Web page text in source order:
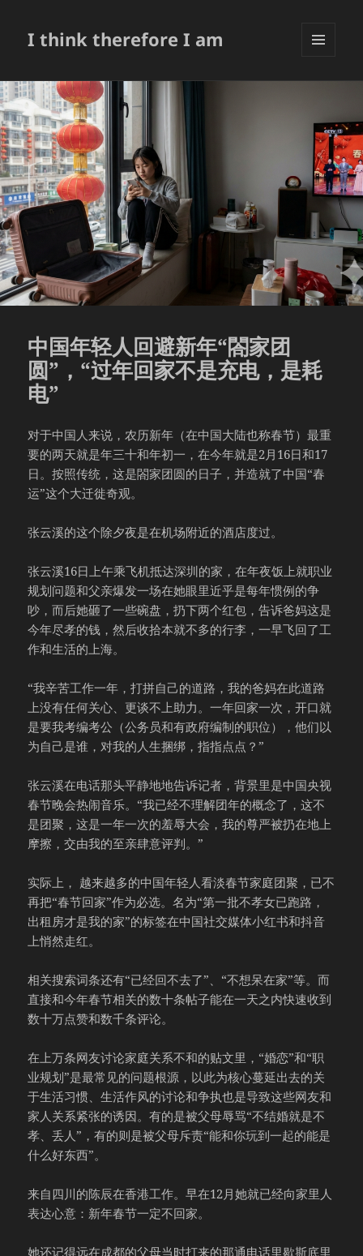
I think therefore I am
挂件
中国年轻人回避新年“閤家团
圆”，“过年回家不是充电，是耗
电”
对于中国人来说，农历新年（在中国大陆也称春节）最重
要的两天就是年三十和年初一，在今年就是2月16日和17
日。按照传统，这是閤家团圆的日子，并造就了中国“春
运”这个大迁徙奇观。
张云溪的这个除夕夜是在机场附近的酒店度过。
张云溪16日上午乘飞机抵达深圳的家，在年夜饭上就职业
规划问题和父亲爆发一场在她眼里近乎是每年惯例的争
吵，而后她砸了一些碗盘，扔下两个红包，告诉爸妈这是
今年尽孝的钱，然后收拾本就不多的行李，一早飞回了工
作和生活的上海。
“我辛苦工作一年，打拼自己的道路，我的爸妈在此道路
上没有任何关心、更谈不上助力。一年回家一次，开口就
是要我考编考公（公务员和有政府编制的职位），他们以
为自己是谁，对我的人生捆绑，指指点点？”
张云溪在电话那头平静地地告诉记者，背景里是中国央视
春节晚会热闹音乐。“我已经不理解团年的概念了，这不
是团聚，这是一年一次的羞辱大会，我的尊严被扔在地上
摩擦，交由我的至亲肆意评判。”
实际上， 越来越多的中国年轻人看淡春节家庭团聚，已不
再把“春节回家”作为必选。名为“第一批不孝女已跑路，
出租房才是我的家”的标签在中国社交媒体小红书和抖音
上悄然走红。
相关搜索词条还有“已经回不去了”、“不想呆在家”等。而
直接和今年春节相关的数十条帖子能在一天之内快速收到
数十万点赞和数千条评论。
在上万条网友讨论家庭关系不和的贴文里，“婚恋”和“职
业规划”是最常见的问题根源，以此为核心蔓延出去的关
于生活习惯、生活作风的讨论和争执也是导致这些网友和
家人关系紧张的诱因。有的是被父母辱骂“不结婚就是不
孝、丢人”，有的则是被父母斥责“能和你玩到一起的能是
什么好东西”。
来自四川的陈辰在香港工作。早在12月她就已经向家里人
表达心意：新年春节一定不回家。
她还记得远在成都的父母当时打来的那通电话里歇斯底里